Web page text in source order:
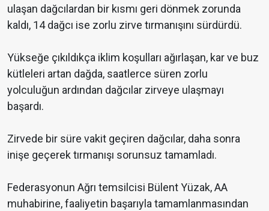
ulaşan dağcılardan bir kısmı geri dönmek zorunda
kaldı, 14 dağcı ise zorlu zirve tırmanışını sürdürdü.
Yükseğe çıkıldıkça iklim koşulları ağırlaşan, kar ve buz
kütleleri artan dağda, saatlerce süren zorlu
yolculuğun ardından dağcılar zirveye ulaşmayı
başardı.
Zirvede bir süre vakit geçiren dağcılar, daha sonra
inişe geçerek tırmanışı sorunsuz tamamladı.
Federasyonun Ağrı temsilcisi Bülent Yüzak, AA
muhabirine, faaliyetin başarıyla tamamlanmasından